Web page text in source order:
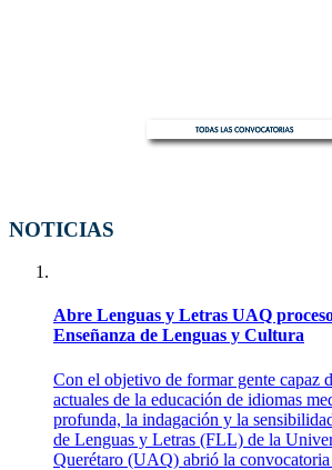
NOTICIAS
Abre Lenguas y Letras UAQ
Enseñanza de Lenguas y Cultura
Con el objetivo de formar gente capaz
actuales de la educación de idiomas
profunda, la indagación y la
de Lenguas y Letras (FLL) de la
Querétaro (UAQ) abrió la convocatoria